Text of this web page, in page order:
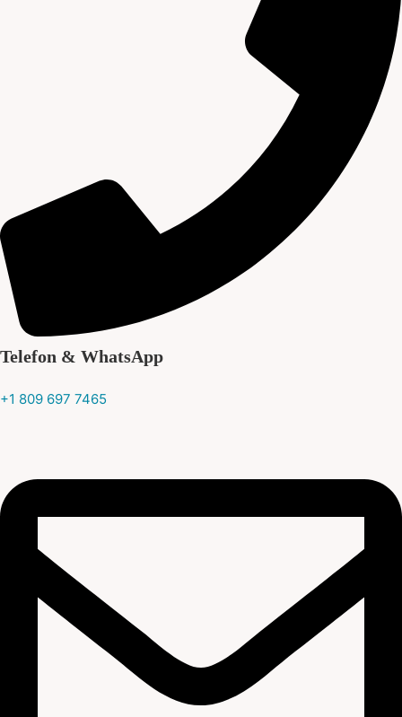
Telefon & WhatsApp
+1 809 697 7465